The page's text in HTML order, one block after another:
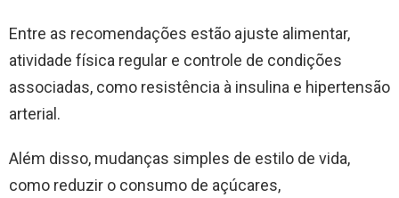
Entre as recomendações estão ajuste alimentar,
atividade física regular e controle de condições
associadas, como resistência à insulina e hipertensão
arterial.
Além disso, mudanças simples de estilo de vida,
como reduzir o consumo de açúcares,